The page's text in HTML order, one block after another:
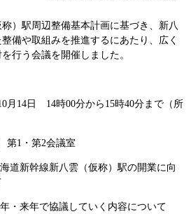
）駅周辺整備基本計画に基づき、新八
備や取組みを推進するにあたり、広く
行う会議を開催しました。
14日 14時00分から15時40分まで（所
1・第2会議室
幹線新八雲（仮称）駅の開業に向
協議していく内容について